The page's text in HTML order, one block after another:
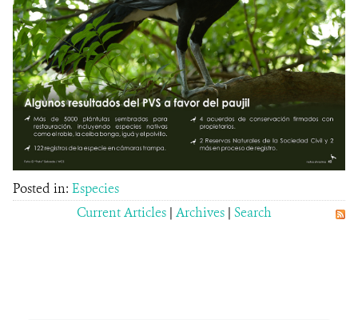
Posted in: Especies
Current Articles | Archives | Search